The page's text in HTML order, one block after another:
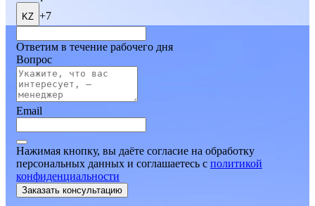
KZ +7
Ответим в течение рабочего дня
Вопрос
Email
Нажимая кнопку, вы даёте согласие на обработку
персональных данных и соглашаетесь c политикой
конфиденциальности
Заказать консультацию